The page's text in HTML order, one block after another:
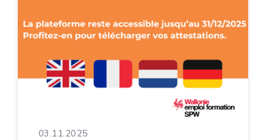
03.11.2025